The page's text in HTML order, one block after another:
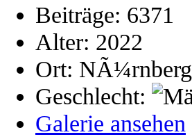
Beiträge: 6371
Alter: 2022
Ort: NÃ¼rnberg
Geschlecht:
Galerie ansehen